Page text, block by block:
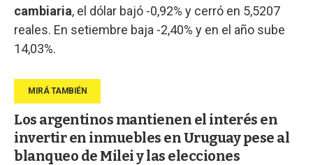
cambiaria, el dólar bajó -0,92% y cerró en 5,5207
reales. En setiembre baja -2,40% y en el año sube
14,03%.
Los argentinos mantienen el interés en
invertir en inmuebles en Uruguay pese al
blanqueo de Milei y las elecciones